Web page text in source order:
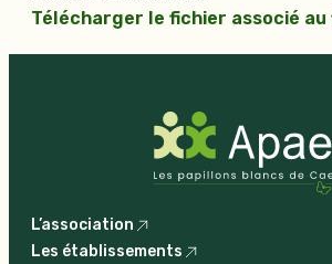
Télécharger le fichier associé
L’association
Les établissements